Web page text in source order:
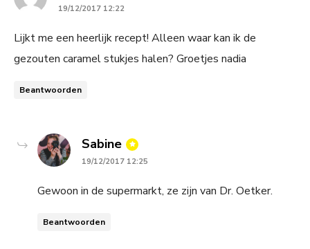
19/12/2017 12:22
Lijkt me een heerlijk recept! Alleen waar kan ik de
gezouten caramel stukjes halen? Groetjes nadia
Beantwoorden
Sabine says:
19/12/2017 12:25
Gewoon in de supermarkt, ze zijn van Dr. Oetker.
Beantwoorden